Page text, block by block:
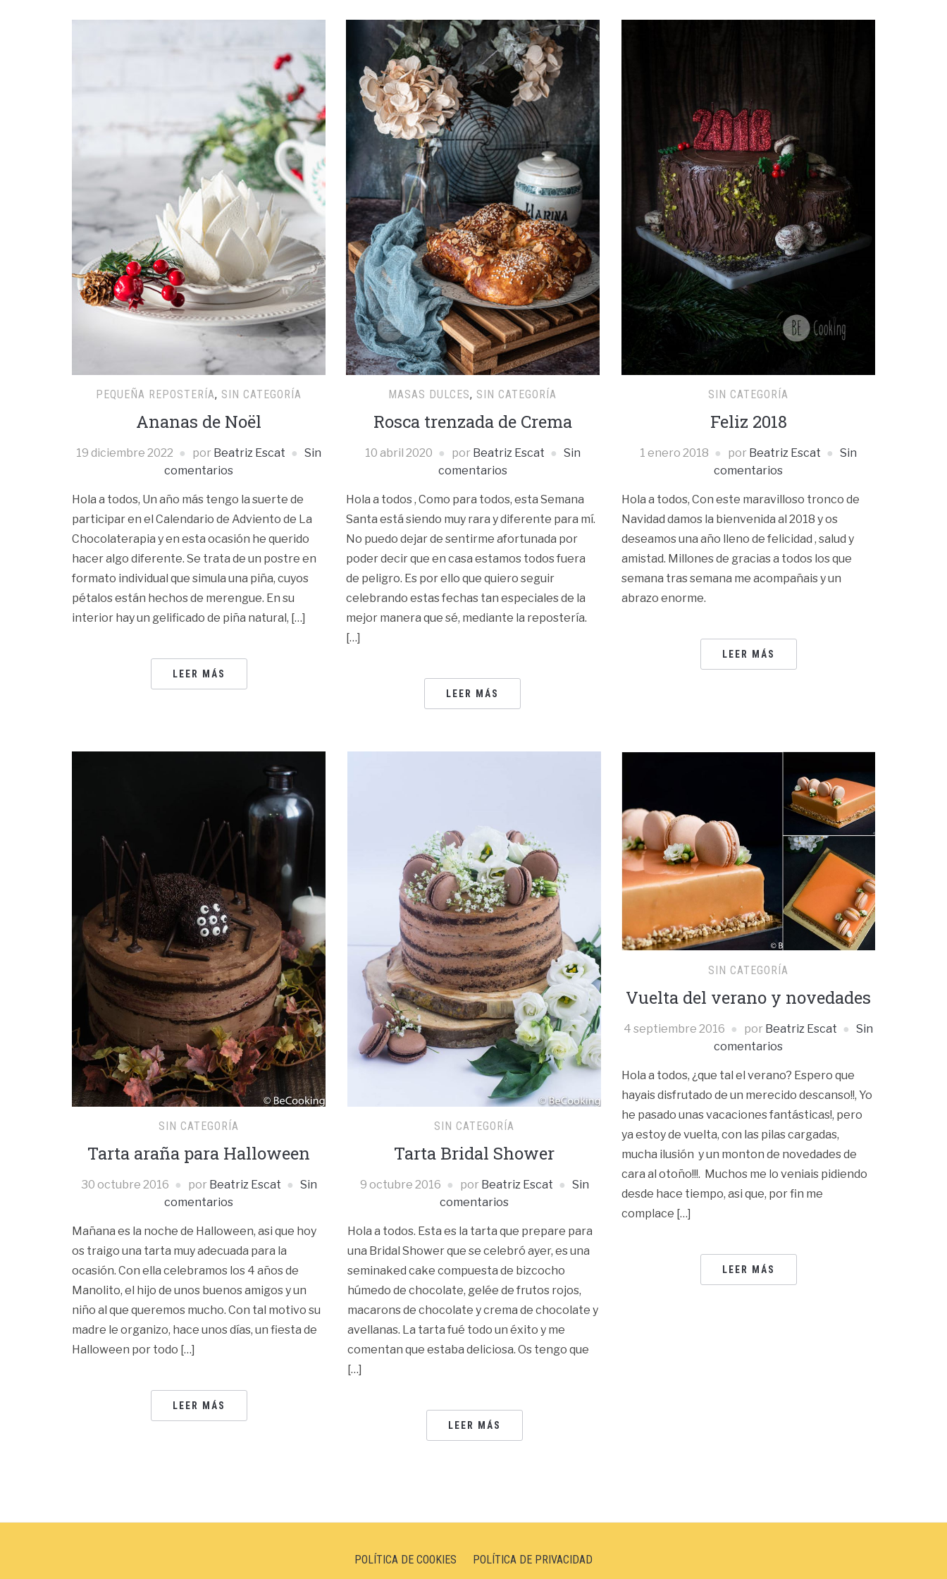
PEQUEÑA REPOSTERÍA, SIN CATEGORÍA
Ananas de Noël
19 diciembre 2022 por Beatriz Escat
Sin
comentarios
Hola a todos, Un año más tengo la suerte de
participar en el Calendario de Adviento de La
Chocolaterapia y en esta ocasión he querido
hacer algo diferente. Se trata de un postre en
formato individual que simula una piña, cuyos
pétalos están hechos de merengue. En su
interior hay un gelificado de piña natural, […]
LEER MÁS
MASAS DULCES, SIN CATEGORÍA
Rosca trenzada de Crema
10 abril 2020 por Beatriz Escat
Sin
comentarios
Hola a todos , Como para todos, esta Semana
Santa está siendo muy rara y diferente para mí.
No puedo dejar de sentirme afortunada por
poder decir que en casa estamos todos fuera
de peligro. Es por ello que quiero seguir
celebrando estas fechas tan especiales de la
mejor manera que sé, mediante la repostería.
[…]
LEER MÁS
SIN CATEGORÍA
Feliz 2018
1 enero 2018 por Beatriz Escat
Sin
comentarios
Hola a todos, Con este maravilloso tronco de
Navidad damos la bienvenida al 2018 y os
deseamos una año lleno de felicidad , salud y
amistad. Millones de gracias a todos los que
semana tras semana me acompañais y un
abrazo enorme.
LEER MÁS
SIN CATEGORÍA
Tarta araña para Halloween
30 octubre 2016 por Beatriz Escat
Sin
comentarios
Mañana es la noche de Halloween, asi que hoy
os traigo una tarta muy adecuada para la
ocasión. Con ella celebramos los 4 años de
Manolito, el hijo de unos buenos amigos y un
niño al que queremos mucho. Con tal motivo su
madre le organizo, hace unos días, un fiesta de
Halloween por todo […]
LEER MÁS
SIN CATEGORÍA
Tarta Bridal Shower
9 octubre 2016 por Beatriz Escat
Sin
comentarios
Hola a todos. Esta es la tarta que prepare para
una Bridal Shower que se celebró ayer, es una
seminaked cake compuesta de bizcocho
húmedo de chocolate, gelée de frutos rojos,
macarons de chocolate y crema de chocolate y
avellanas. La tarta fué todo un éxito y me
comentan que estaba deliciosa. Os tengo que
[…]
LEER MÁS
SIN CATEGORÍA
Vuelta del verano y novedades
4 septiembre 2016 por Beatriz Escat
Sin
comentarios
Hola a todos, ¿que tal el verano? Espero que
hayais disfrutado de un merecido descanso!!, Yo
he pasado unas vacaciones fantásticas!, pero
ya estoy de vuelta, con las pilas cargadas,
mucha ilusión y un monton de novedades de
cara al otoño!!!. Muchos me lo veniais pidiendo
desde hace tiempo, asi que, por fin me
complace […]
LEER MÁS
POLÍTICA DE COOKIES POLÍTICA DE PRIVACIDAD